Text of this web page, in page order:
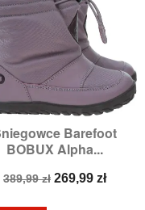
Barefoot
BOBUX Alpha...
Cena
389,99 zł Cena
269,99 zł